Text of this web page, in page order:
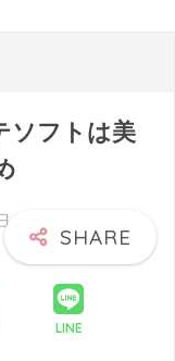
ソフトは美
LINE